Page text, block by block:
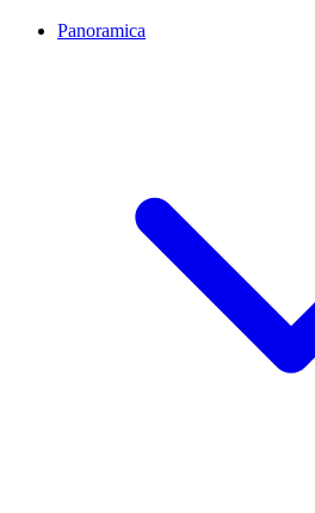
Panoramica